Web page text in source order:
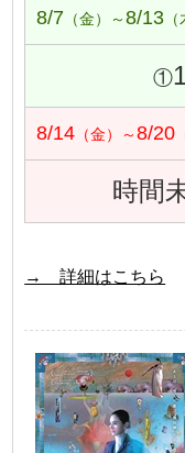
8/7 （金）～8/13
①
8/14 （金）～8/20
時間
→ 詳細はこちら